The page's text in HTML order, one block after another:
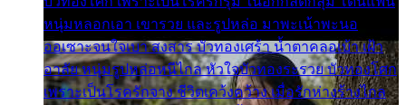
หนุ่มหลอกเอา เขารวย และรูปหล่อ มาพะเน้าพะนอ
ออเซาะจนใจเบา สงสาร บัวทองเศร้า น้ำตาคลอเบ้า เฝ้า
อาลัย หนุ่มรูปหล่อหนีไกล หัวใจบัวทองระรวย บัวทองโศก
เพราะเป็นโรครักจาง ชีวิตเคว้งคว้าง เมื่อรักห่างร้างไกล